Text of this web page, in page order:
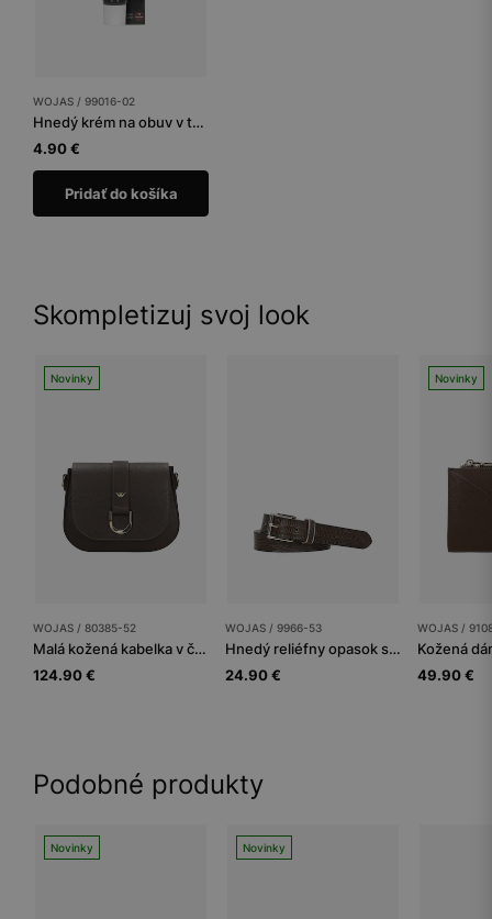
WOJAS / 99016-02
Hnedý krém na obuv v tube 75 ml
4.90 €
Pridať do košíka
Skompletizuj svoj look
Novinky
WOJAS / 80385-52
Malá kožená kabelka v čokoládovo hnedej farbe
124.90 €
WOJAS / 9966-53
Hnedý reliéfny opasok s imitáciou krokodílej kože so zlatými doplnkami
24.90 €
Novinky
WOJAS /
49.90 €
Podobné produkty
Novinky Novinky